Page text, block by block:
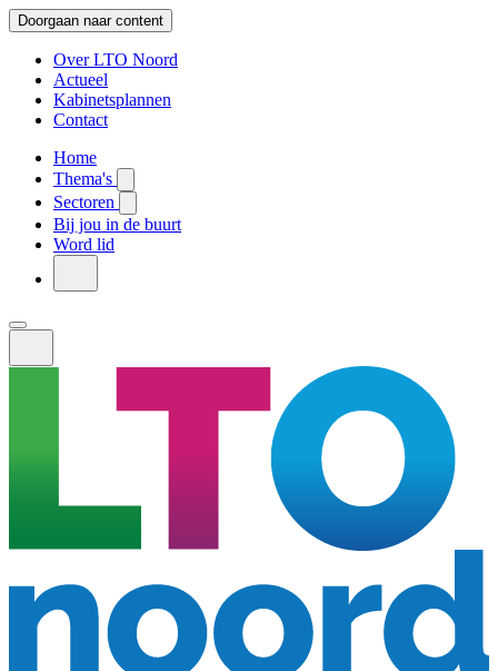
Doorgaan naar content
Over LTO Noord
Actueel
Kabinetsplannen
Contact
Home
Thema's
Sectoren
Bij jou in de buurt
Word lid